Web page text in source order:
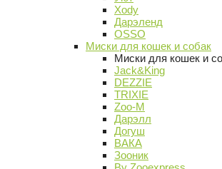
Xody
Дарэленд
OSSO
Миски для кошек и собак
Миски для кошек и
Jack&King
DEZZIE
TRIXIE
Zoo-M
Дарэлл
Догуш
ВАКА
Зооник